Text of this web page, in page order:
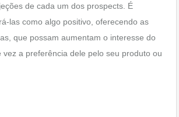
de cada um dos prospects. É
las como algo positivo, oferecendo as
que possam aumentam o interesse do
a preferência dele pelo seu produto ou